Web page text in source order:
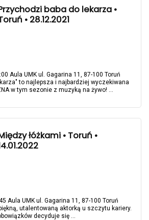
baba do lekarza •
• 28.12.2021
Aula UMK ul. Gagarina 11, 87-100 Toruń
to najlepsza i najbardziej wyczekiwana
w tym sezonie z muzyką na żywo! ...
łóżkami • Toruń •
Aula UMK ul. Gagarina 11, 87-100 Toruń
utalentowaną aktorką u szczytu kariery.
decyduje się ...